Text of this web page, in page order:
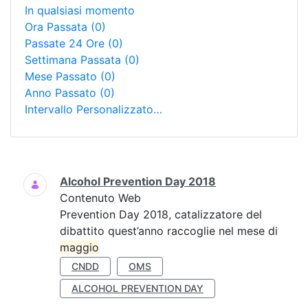
In qualsiasi momento
Ora Passata (0)
Passate 24 Ore (0)
Settimana Passata (0)
Mese Passato (0)
Anno Passato (0)
Intervallo Personalizzato…
Ricerca
Alcohol Prevention Day 2018
Contenuto Web
Prevention Day 2018, catalizzatore del
dibattito quest’anno raccoglie nel mese di
maggio
CNDD
OMS
ALCOHOL PREVENTION DAY